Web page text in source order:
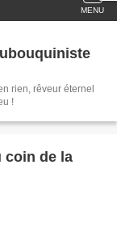
MENU
rien, rêveur éternel
!
coin de la